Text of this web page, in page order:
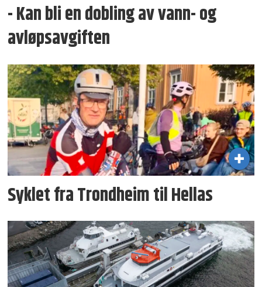
- Kan bli en dobling av vann- og
avløpsavgiften
Syklet fra Trondheim til Hellas